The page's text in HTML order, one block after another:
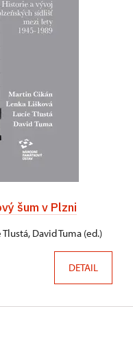
šum v Plzni
David Tuma (ed.)
DETAIL